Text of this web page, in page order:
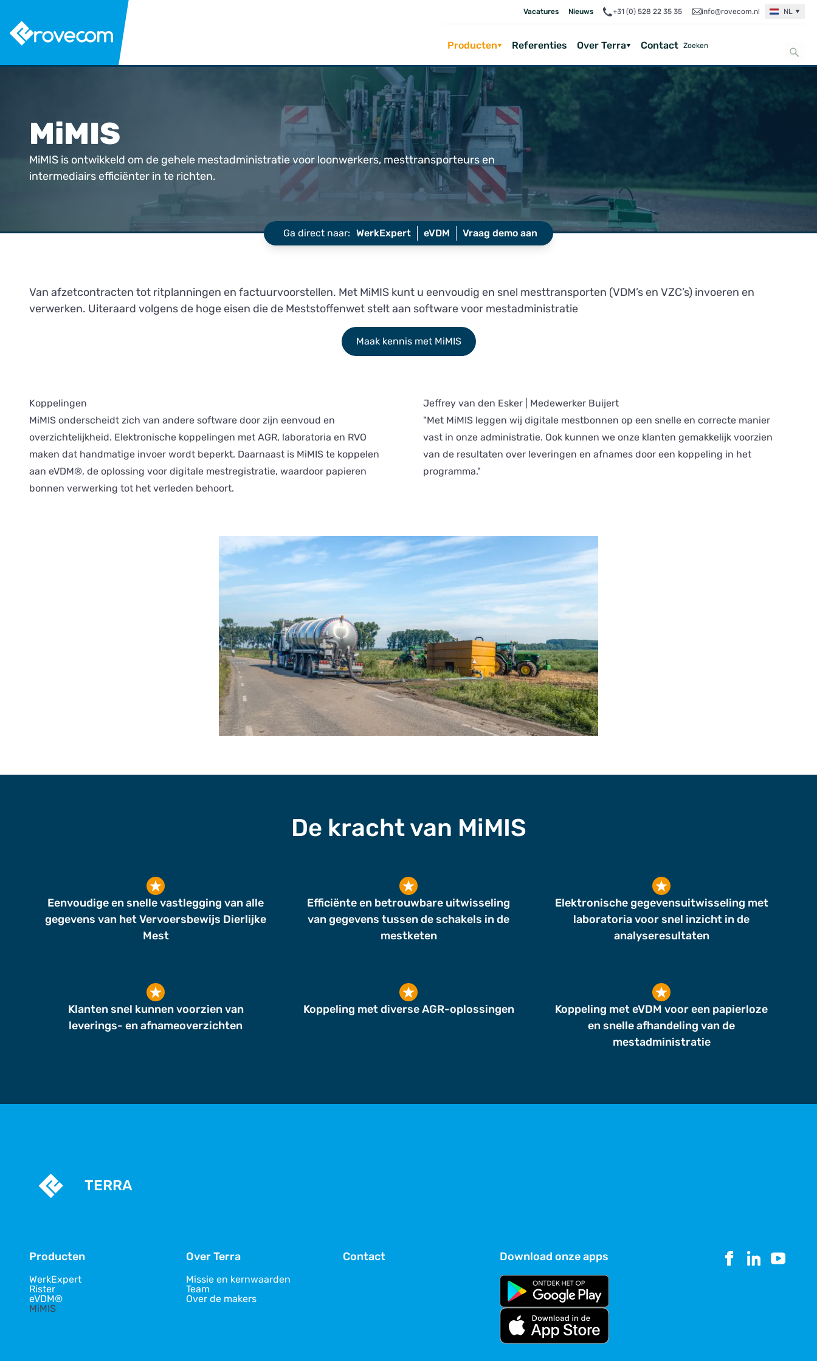
Vacatures Nieuws +31 (0) 528 22 35 35 info@rovecom.nl NL
Producten Referenties Over Terra Contact
MiMIS
MiMIS is ontwikkeld om de gehele mestadministratie voor loonwerkers, mesttransporteurs en
intermediairs efficiënter in te richten.
Ga direct naar: WerkExpert eVDM Vraag demo aan
Van afzetcontracten tot ritplanningen en factuurvoorstellen. Met MiMIS kunt u eenvoudig en snel mesttransporten (VDM’s en VZC’s) invoeren en
verwerken. Uiteraard volgens de hoge eisen die de Meststoffenwet stelt aan software voor mestadministratie
Maak kennis met MiMIS
Koppelingen
MiMIS onderscheidt zich van andere software door zijn eenvoud en
overzichtelijkheid. Elektronische koppelingen met AGR, laboratoria en RVO
maken dat handmatige invoer wordt beperkt. Daarnaast is MiMIS te koppelen
aan eVDM®, de oplossing voor digitale mestregistratie, waardoor papieren
bonnen verwerking tot het verleden behoort.
Jeffrey van den Esker | Medewerker Buijert
"Met MiMIS leggen wij digitale mestbonnen op een snelle en correcte manier
vast in onze administratie. Ook kunnen we onze klanten gemakkelijk voorzien
van de resultaten over leveringen en afnames door een koppeling in het
programma."
De kracht van MiMIS
Eenvoudige en snelle vastlegging van alle
gegevens van het Vervoersbewijs Dierlijke
Mest
Efficiënte en betrouwbare uitwisseling
van gegevens tussen de schakels in de
mestketen
Elektronische gegevensuitwisseling met
laboratoria voor snel inzicht in de
analyseresultaten
Klanten snel kunnen voorzien van
leverings- en afnameoverzichten
Koppeling met diverse AGR-oplossingen
Koppeling met eVDM voor een papierloze
en snelle afhandeling van de
mestadministratie
TERRA
Producten
WerkExpert
Rister
eVDM®
MiMIS
Over Terra
Missie en kernwaarden
Team
Over de makers
Contact Download onze apps